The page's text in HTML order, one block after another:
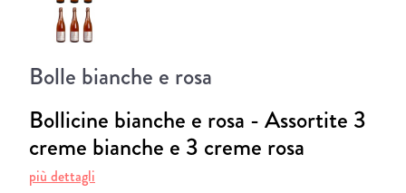
Bolle bianche e rosa
Bollicine bianche e rosa - Assortite 3
creme bianche e 3 creme rosa
più dettagli